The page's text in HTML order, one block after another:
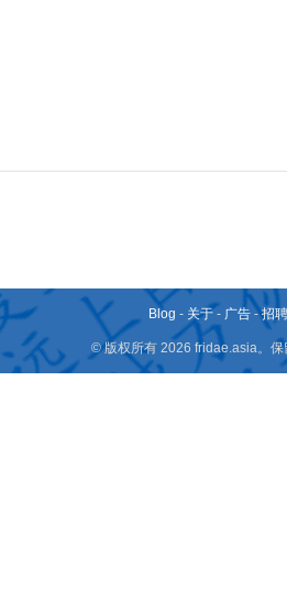
Blog - 关于 - 广告 -招
© 版权所有 2026 fridae.asia。